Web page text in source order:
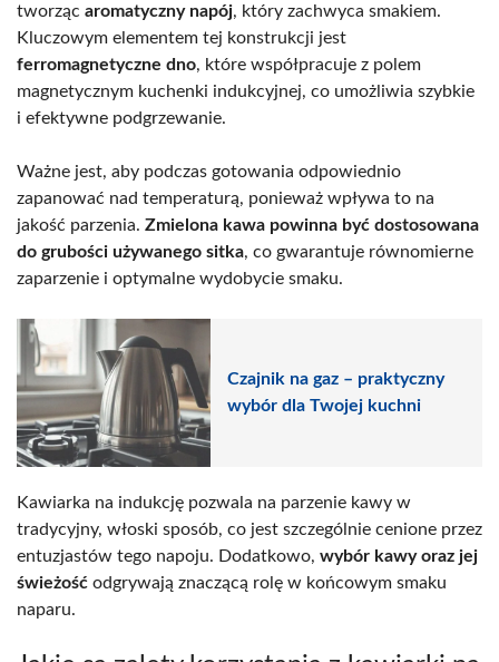
tworząc aromatyczny napój, który zachwyca smakiem.
Kluczowym elementem tej konstrukcji jest
ferromagnetyczne dno, które współpracuje z polem
magnetycznym kuchenki indukcyjnej, co umożliwia szybkie
i efektywne podgrzewanie.
Ważne jest, aby podczas gotowania odpowiednio
zapanować nad temperaturą, ponieważ wpływa to na
jakość parzenia. Zmielona kawa powinna być dostosowana
do grubości używanego sitka, co gwarantuje równomierne
zaparzenie i optymalne wydobycie smaku.
Czajnik na gaz – praktyczny
wybór dla Twojej kuchni
Kawiarka na indukcję pozwala na parzenie kawy w
tradycyjny, włoski sposób, co jest szczególnie cenione przez
entuzjastów tego napoju. Dodatkowo, wybór kawy oraz jej
świeżość odgrywają znaczącą rolę w końcowym smaku
naparu.